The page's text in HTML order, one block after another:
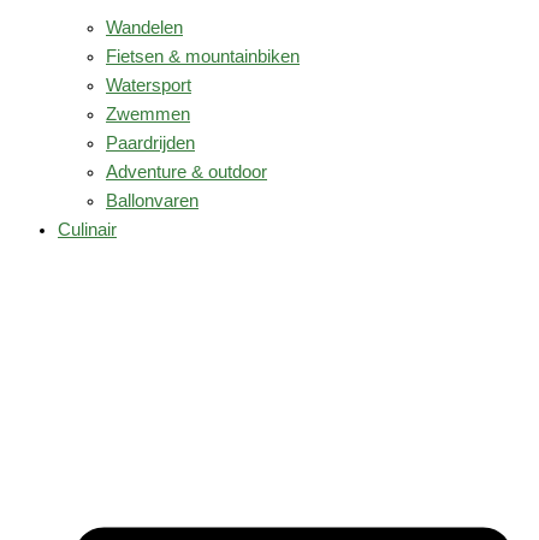
Wandelen
Fietsen & mountainbiken
Watersport
Zwemmen
Paardrijden
Adventure & outdoor
Ballonvaren
Culinair